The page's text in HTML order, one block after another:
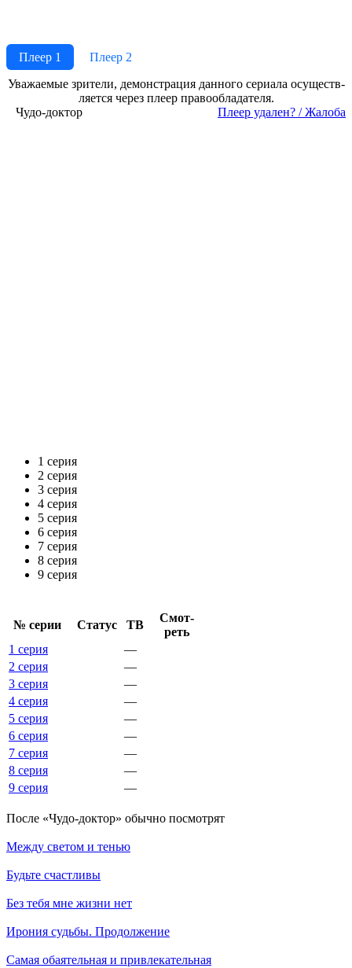
Плеер 1
Плеер 2
Ува­жае­мые зри­те­ли, де­мон­ст­ра­ция дан­но­го се­риа­ла осу­ще­ст­в­
ля­ет­ся че­рез пле­ер пра­во­об­ла­да­те­ля.
Чудо-доктор
Пле­ер уда­лен? / Жа­ло­ба
1 серия
2 серия
3 серия
4 серия
5 серия
6 серия
7 серия
8 серия
9 серия
№ се­рии Ста­тус ТВ
Смот­
реть
1 серия
—
2 серия
—
3 серия
—
4 серия
—
5 серия
—
6 серия
—
7 серия
—
8 серия
—
9 серия
—
По­сле «Чудо-доктор» обыч­но по­смот­рят
Между светом и тенью
Будьте счастливы
Без тебя мне жизни нет
Ирония судьбы. Продолжение
Самая обаятельная и привлекательная